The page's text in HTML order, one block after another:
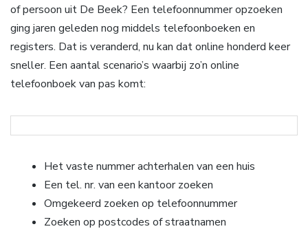
of persoon uit De Beek? Een telefoonnummer opzoeken
ging jaren geleden nog middels telefoonboeken en
registers. Dat is veranderd, nu kan dat online honderd keer
sneller. Een aantal scenario’s waarbij zo’n online
telefoonboek van pas komt:
Het vaste nummer achterhalen van een huis
Een tel. nr. van een kantoor zoeken
Omgekeerd zoeken op telefoonnummer
Zoeken op postcodes of straatnamen